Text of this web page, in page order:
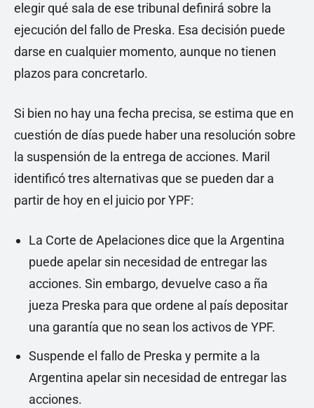
elegir qué sala de ese tribunal definirá sobre la
ejecución del fallo de Preska. Esa decisión puede
darse en cualquier momento, aunque no tienen
plazos para concretarlo.
Si bien no hay una fecha precisa, se estima que en
cuestión de días puede haber una resolución sobre
la suspensión de la entrega de acciones. Maril
identificó tres alternativas que se pueden dar a
partir de hoy en el juicio por YPF:
La Corte de Apelaciones dice que la Argentina
puede apelar sin necesidad de entregar las
acciones. Sin embargo, devuelve caso a ña
jueza Preska para que ordene al país depositar
una garantía que no sean los activos de YPF.
Suspende el fallo de Preska y permite a la
Argentina apelar sin necesidad de entregar las
acciones.